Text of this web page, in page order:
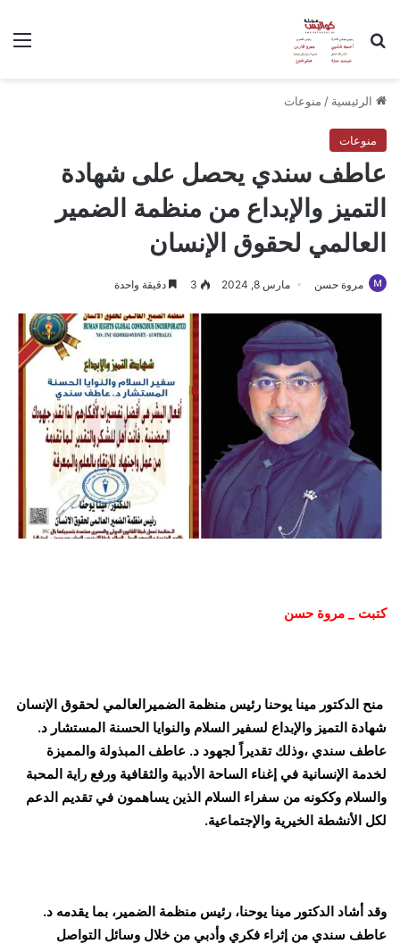
بحث عن
الرئيسية / منوعات
منوعات
عاطف سندي يحصل على شهادة
التميز والإبداع من منظمة الضمير
العالمي لحقوق الإنسان
مروة حسن مارس 8, 2024 3 دقيقة واحدة
كتبت _ مروة حسن
منح الدكتور مينا يوحنا رئيس منظمة الضميرالعالمي لحقوق الإنسان
شهادة التميز والإبداع لسفير السلام والنوايا الحسنة المستشار د.
عاطف سندي ،وذلك تقديراً لجهود د. عاطف المبذولة والمميزة
لخدمة الإنسانية في إغناء الساحة الأدبية والثقافية ورفع راية المحبة
والسلام وككونه من سفراء السلام الذين يساهمون في تقديم الدعم
لكل الأنشطة الخيرية والإجتماعية.
وقد أشاد الدكتور مينا يوحنا، رئيس منظمة الضمير، بما يقدمه د.
عاطف سندي من إثراء فكري وأدبي من خلال وسائل التواصل